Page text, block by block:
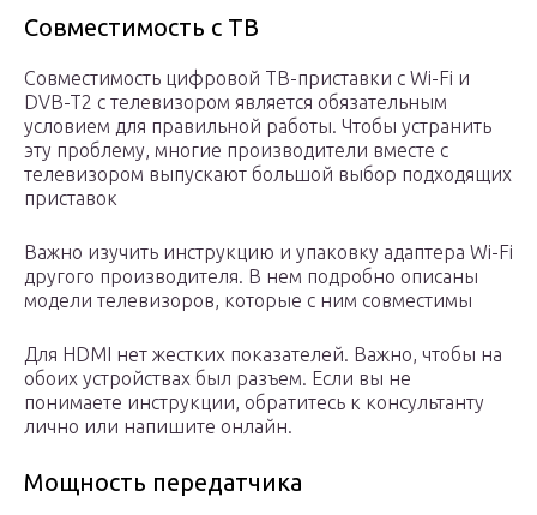
Совместимость с ТВ
Совместимость цифровой ТВ-приставки с Wi-Fi и
DVB-T2 с телевизором является обязательным
условием для правильной работы. Чтобы устранить
эту проблему, многие производители вместе с
телевизором выпускают большой выбор подходящих
приставок
Важно изучить инструкцию и упаковку адаптера Wi-Fi
другого производителя. В нем подробно описаны
модели телевизоров, которые с ним совместимы
Для HDMI нет жестких показателей. Важно, чтобы на
обоих устройствах был разъем. Если вы не
понимаете инструкции, обратитесь к консультанту
лично или напишите онлайн.
Мощность передатчика